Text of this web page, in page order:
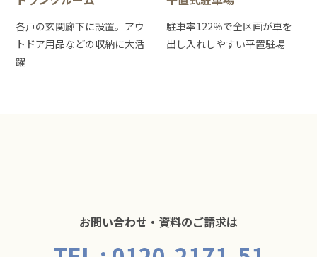
各戸の玄関廊下に設置。アウ
トドア用品などの収納に大活
躍
駐車率122％で全区画が車を
出し入れしやすい平置駐場
お問い合わせ・資料のご請求は